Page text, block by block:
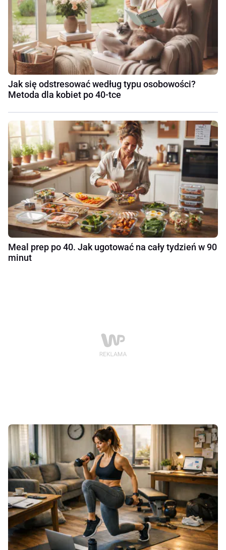
Jak się odstresować według typu osobowości?
Metoda dla kobiet po 40-tce
Meal prep po 40. Jak ugotować na cały tydzień w 90
minut